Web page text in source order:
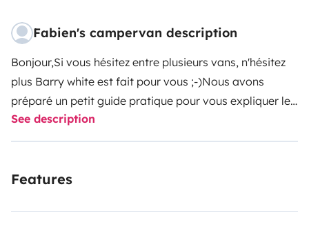
Fabien's campervan description
Bonjour,Si vous hésitez entre plusieurs vans, n'hésitez
plus Barry white est fait pour vous ;-)Nous avons
préparé un petit guide pratique pour vous expliquer le
fonctionnement du van et ses équipements de A à Z, je
serai également la pour vous faire une démonstration
est aménagé Westfalia (meilleur aménageur de van &
See description
Features